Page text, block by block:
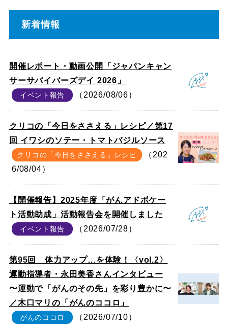
新着情報
開催レポート・動画公開「ジャパンキャン
サーサバイバーズデイ 2026」
イベント報告 （2026/08/06）
クリコの「今日をささえる」レシピ／第17
回 イワシのソテー・トマトバジルソース
クリコの「今日をささえる」レシピ
（202
6/08/04）
【開催報告】2025年度「がんアドボケー
ト活動助成」活動報告会を開催しました
イベント報告 （2026/07/28）
第95回 体力アップ…を体験！〈vol.2〉
運動指導者・永田美香さんインタビュー
〜運動で「がんのその先」を彩り豊かに〜
／木口マリの「がんのココロ」
がんのココロ （2026/07/10）